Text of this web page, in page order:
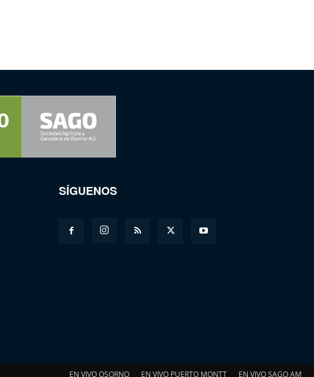
SÍGUENOS
EN VIVO OSORNO EN VIVO PUERTO MONTT EN VIVO SAGO AM